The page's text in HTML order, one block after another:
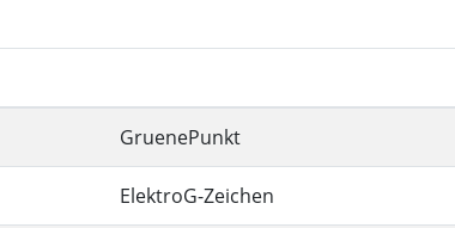
GruenePunkt
ElektroG-Zeichen